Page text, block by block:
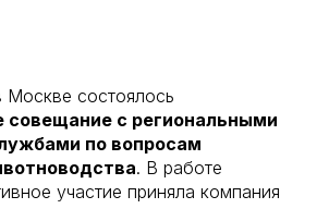
Москве состоялось
совещание с региональными
по вопросам
. В работе
участие приняла компания